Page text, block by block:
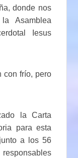
donde nos
Asamblea
Iesus
con frío, pero
la Carta
para esta
a los 56